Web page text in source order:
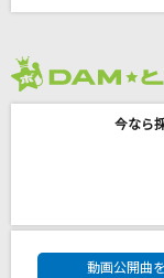
くりてぃかる
Ado
今なら
DAM★
動画公開曲